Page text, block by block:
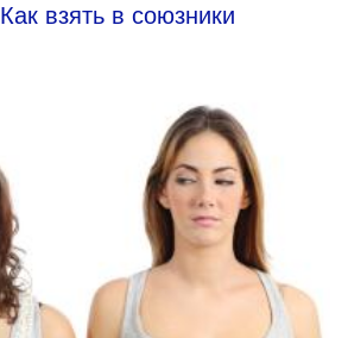
Как взять в союзники